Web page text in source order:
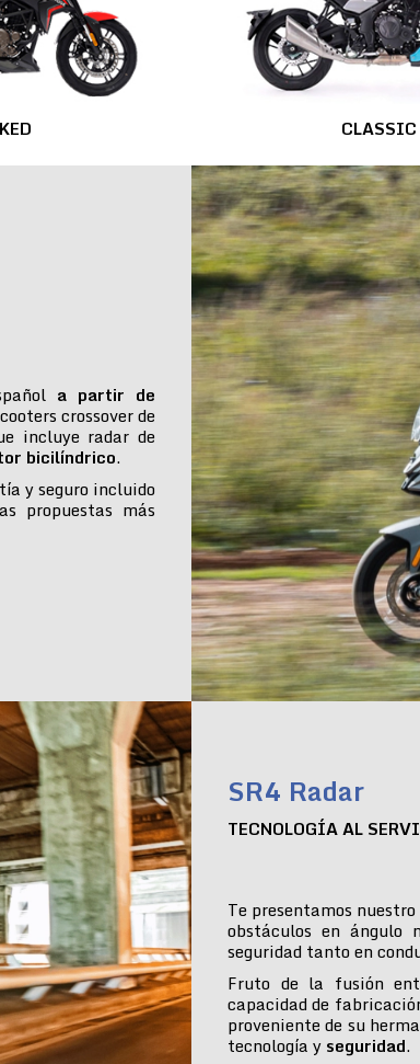
CLASSIC
a partir de
crossover de
incluye radar de
bicilíndrico.
y seguro incluido
propuestas más
SR4 Radar
TECNOLOGÍA AL
Te presentamos
obstáculos en
seguridad tanto en
Fruto de la fusión
capacidad de
proveniente de su
tecnología y seguridad.